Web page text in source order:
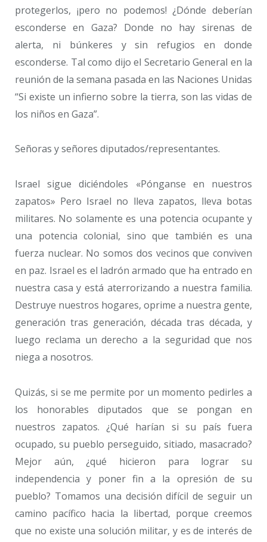
protegerlos, ¡pero no podemos! ¿Dónde deberían
esconderse en Gaza? Donde no hay sirenas de
alerta, ni búnkeres y sin refugios en donde
esconderse. Tal como dijo el Secretario General en la
reunión de la semana pasada en las Naciones Unidas
“Si existe un infierno sobre la tierra, son las vidas de
los niños en Gaza”.
Señoras y señores diputados/representantes.
Israel sigue diciéndoles «Pónganse en nuestros
zapatos» Pero Israel no lleva zapatos, lleva botas
militares. No solamente es una potencia ocupante y
una potencia colonial, sino que también es una
fuerza nuclear. No somos dos vecinos que conviven
en paz. Israel es el ladrón armado que ha entrado en
nuestra casa y está aterrorizando a nuestra familia.
Destruye nuestros hogares, oprime a nuestra gente,
generación tras generación, década tras década, y
luego reclama un derecho a la seguridad que nos
niega a nosotros.
Quizás, si se me permite por un momento pedirles a
los honorables diputados que se pongan en
nuestros zapatos. ¿Qué harían si su país fuera
ocupado, su pueblo perseguido, sitiado, masacrado?
Mejor aún, ¿qué hicieron para lograr su
independencia y poner fin a la opresión de su
pueblo? Tomamos una decisión difícil de seguir un
camino pacífico hacia la libertad, porque creemos
que no existe una solución militar, y es de interés de